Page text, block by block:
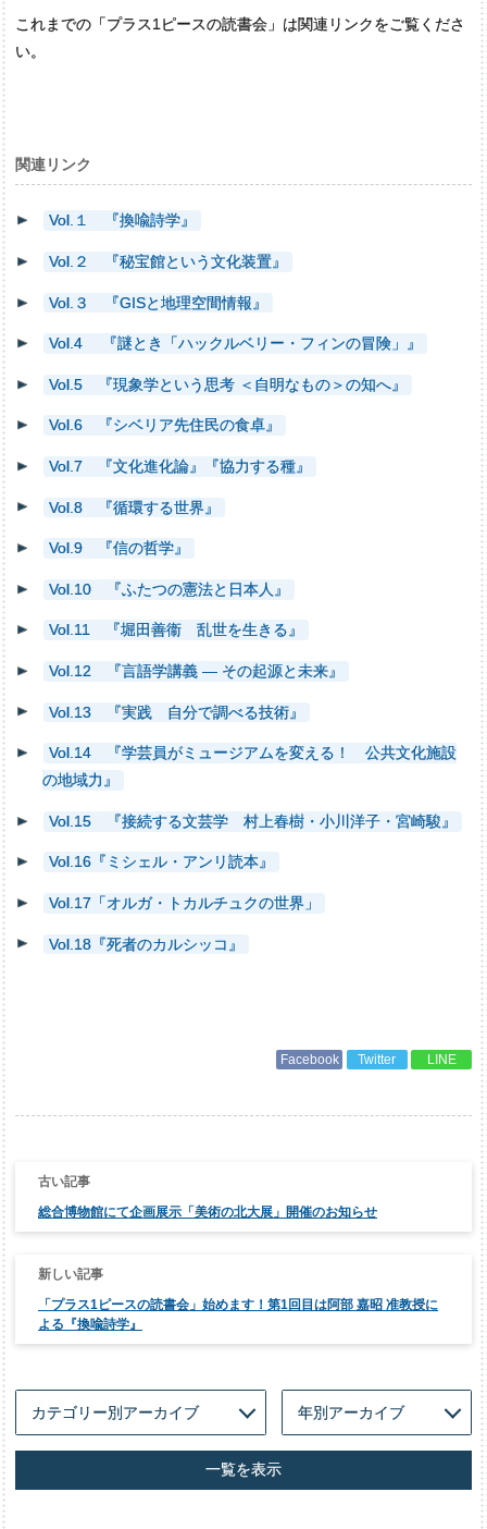
これまでの「プラス1ピースの読書会」は関連リンクをご覧くださ
い。
関連リンク
Vol.１ 『換喩詩学』
Vol.２ 『秘宝館という文化装置』
Vol.３ 『GISと地理空間情報』
Vol.4 『謎とき「ハックルベリー・フィンの冒険」』
Vol.5 『現象学という思考 ＜自明なもの＞の知へ』
Vol.6 『シベリア先住民の食卓』
Vol.7 『文化進化論』『協力する種』
Vol.8 『循環する世界』
Vol.9 『信の哲学』
Vol.10 『ふたつの憲法と日本人』
Vol.11 『堀田善衞 乱世を生きる』
Vol.12 『言語学講義 — その起源と未来』
Vol.13 『実践 自分で調べる技術』
Vol.14 『学芸員がミュージアムを変える！ 公共文化施設
の地域力』
Vol.15 『接続する文芸学 村上春樹・小川洋子・宮崎駿』
Vol.16『ミシェル・アンリ読本』
Vol.17「オルガ・トカルチュクの世界」
Vol.18『死者のカルシッコ』
Facebook Twitter LINE
ゲ
総合博物館にて企画展示「美術の北大展」開催のお知らせ
「プラス1ピースの読書会」始めます！第1回目は阿部 嘉昭 准教授に
よる『換喩詩学』
一覧を表示